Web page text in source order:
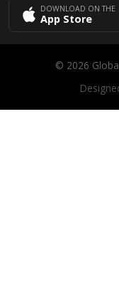
DOWNLOAD ON THE
App Store
© 2026